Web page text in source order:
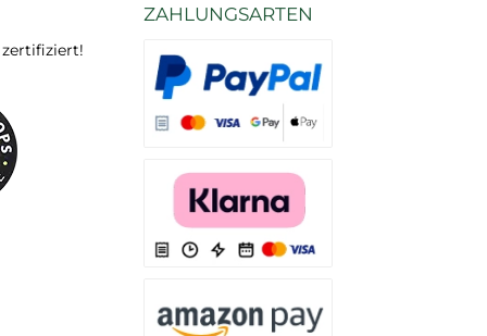
ZAHLUNGSARTEN